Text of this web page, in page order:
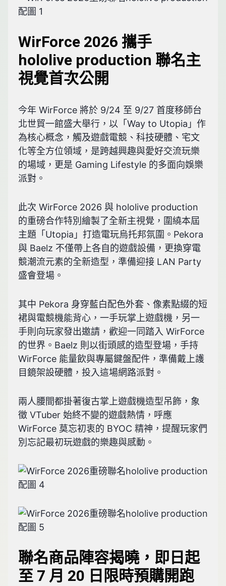
WirForce 2026 攜手
hololive production 聯名主
視覺首次公開
今年 WirForce 將於 9/24 至 9/27 首度移師台
北世貿一館盛大舉行，以「Way to Utopia」作
為核心概念，觸及遊戲電競、科技硬體、宅文
化等全方位領域，是跨越興趣與愛好交流玩樂
的場域，更是 Gaming Lifestyle 的多面向娛樂
派對。
此次 WirForce 2026 與 hololive production
的重磅合作特別繪製了全新主視覺，圍繞本屆
主題「Utopia」打造電玩烏托邦氛圍。Pekora
與 Baelz 不僅帶上各自的遊戲設備，更換穿電
競潮流元素的全新造型，準備迎接 LAN Party
盛會登場。
其中 Pekora 身穿藍白配色外套、像素點綴的短
裙與電競機能背心，一手玩掌上遊戲機，另一
手則向玩家發出邀請，歡迎一同踏入 WirForce
的世界。Baelz 則以街頭感的造型登場，手持
WirForce 能量飲與專屬鍵盤配件，準備戴上護
目鏡架設硬體，投入這場網路派對。
兩人腰間都掛著復古掌上遊戲機造型吊飾，象
徵 VTuber 始終不變的遊戲熱情，呼應
WirForce 莫忘初衷的 BYOC 精神，提醒玩家們
別忘記最初玩遊戲的樂趣與感動。
聯名商品陣容揭曉，即日起
至 7 月 20 日限時預購開跑